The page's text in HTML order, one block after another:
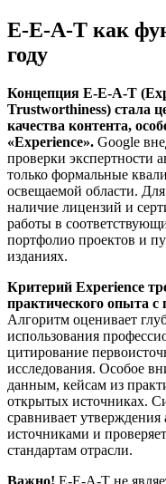
E-E-A-T как
году
Концепция E-E-A-T
Trustworthiness) стала
качества контента,
«Experience». Google
проверки экспертности
только формальные
освещаемой области.
наличие лицензий и
работы в
портфолио проектов и
изданиях.
Критерий Experience
практического опыта с
Алгоритм оценивает
использования
цитирование
исследования. Особое
данным, кейсам из
открытых источниках.
сравнивает
источниками и
стандартам отрасли.
Важно! E-E-A-T не